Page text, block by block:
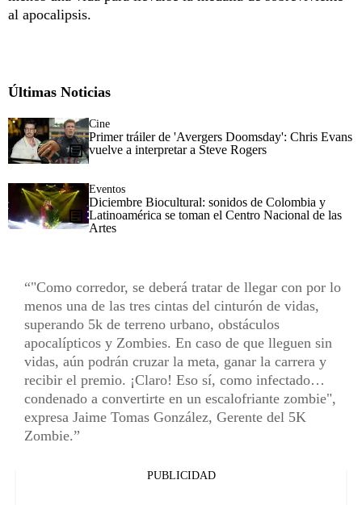
al apocalipsis.
Últimas Noticias
Cine
Primer tráiler de 'Avergers Doomsday': Chris Evans
vuelve a interpretar a Steve Rogers
Eventos
Diciembre Biocultural: sonidos de Colombia y
Latinoamérica se toman el Centro Nacional de las
Artes
"Como corredor, se deberá tratar de llegar con por lo
menos una de las tres cintas del cinturón de vidas,
superando 5k de terreno urbano, obstáculos
apocalípticos y Zombies. En caso de que lleguen sin
vidas, aún podrán cruzar la meta, ganar la carrera y
recibir el premio. ¡Claro! Eso sí, como infectado…
condenado a convertirte en un escalofriante zombie",
expresa Jaime Tomas González, Gerente del 5K
Zombie.
PUBLICIDAD